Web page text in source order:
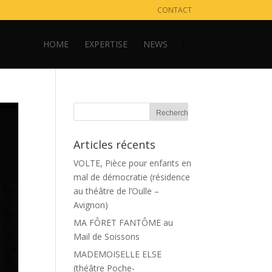
CONTACT
HOME EXPERTISE NEWS
Articles récents
VOLTE, Pièce pour enfants en
mal de démocratie (résidence
au théâtre de l’Oulle –
Avignon)
MA FÔRET FANTÔME au
Mail de Soissons
MADEMOISELLE ELSE
(théâtre Poche-